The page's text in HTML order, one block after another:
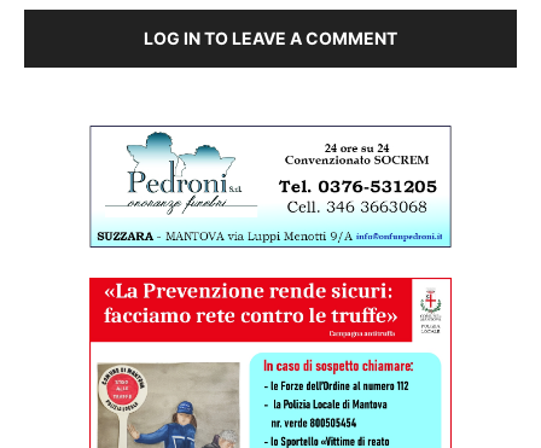
LOG IN TO LEAVE A COMMENT